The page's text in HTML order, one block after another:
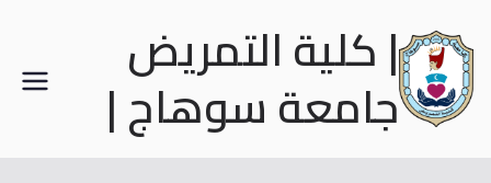
| كلية التمريض
جامعة سوهاج |